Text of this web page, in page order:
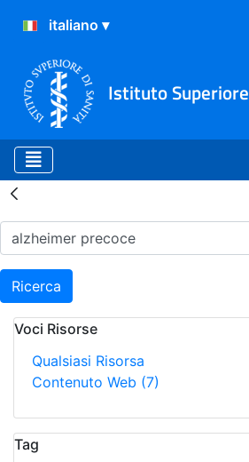
Istituto
Risultati della
Ricerca
Voci Risorse
Qualsiasi Risorsa
Contenuto Web (7)
Tag